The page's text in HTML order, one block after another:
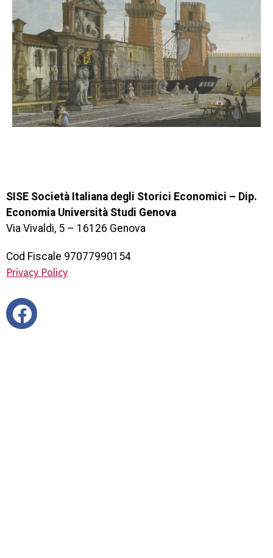
SISE Società Italiana degli Storici Economici – Dip.
Economia Università Studi Genova
Via Vivaldi, 5 – 16126 Genova
Cod Fiscale 97077990154
Privacy Policy